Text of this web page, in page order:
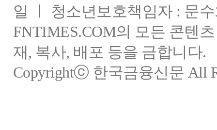
일 ㅣ 청소년보호책임자 : 문
FNTIMES.COM의 모든 콘텐
재, 복사, 배포 등을 금합니다.
Copyrightⓒ 한국금융신문 All